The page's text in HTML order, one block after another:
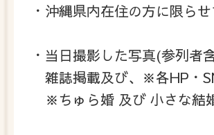
・沖縄県内在住の方に限ら
・当日撮影した写真(参列者
雑誌掲載及び、※各HP・
※ちゅら婚 及び 小さな結